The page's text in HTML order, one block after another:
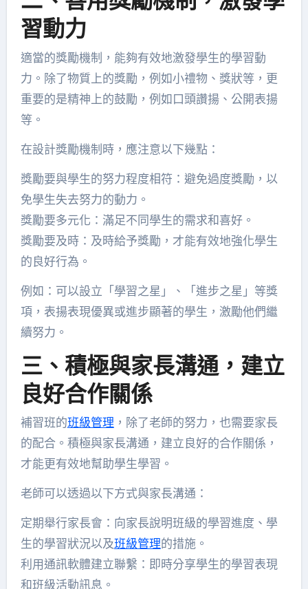
習動力
適當的獎勵機制，能夠有效地激發學生的學習動
力。除了物質上的獎勵，例如小禮物、獎狀等，更
重要的是精神上的鼓勵，例如口頭讚揚、公開表揚
等。
在設計獎勵機制時，應注意以下幾點：
獎勵要與學生的努力程度相符：避免過度獎勵，以
免學生失去努力的動力。
獎勵要多元化：滿足不同學生的需求和喜好。
獎勵要及時：及時給予獎勵，才能有效地強化學生
的良好行為。
例如：可以設立「學習之星」、「進步之星」等獎
項，表揚表現優異或進步顯著的學生，激勵他們繼
續努力。
三、積極與家長溝通，建立
良好合作關係
補習班的班級管理 ，除了老師的努力，也需要家長
的配合。積極與家長溝通，建立良好的合作關係，
才能更有效地幫助學生學習。
老師可以透過以下方式與家長溝通：
定期舉行家長會：向家長說明班級的學習進度、學
生的學習狀況以及班級管理的措施。
利用通訊軟體建立聯繫：即時分享學生的學習表現
和班級活動訊息。